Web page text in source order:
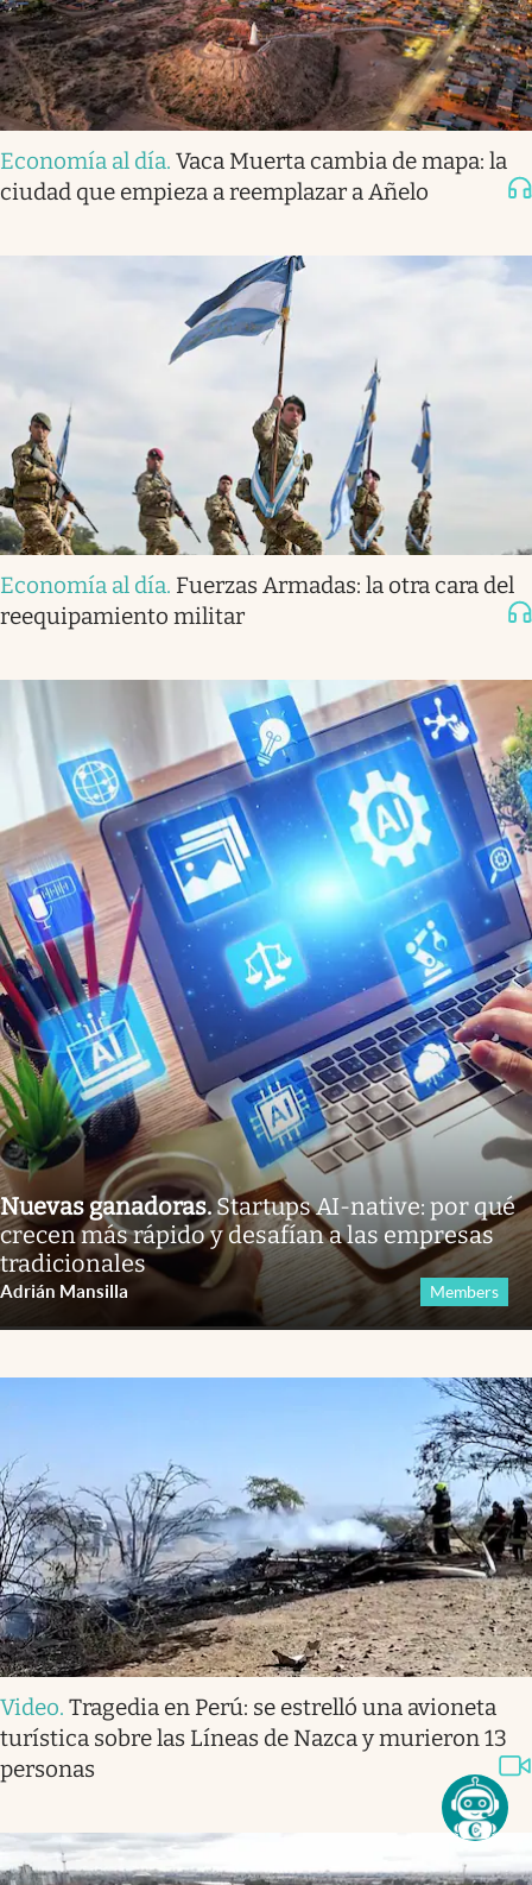
Economía al día. Vaca Muerta cambia de mapa: la
ciudad que empieza a reemplazar a Añelo
Economía al día. Fuerzas Armadas: la otra cara del
reequipamiento militar
Nuevas ganadoras.Startups AI-native: por qué
crecen más rápido y desafían a las empresas
tradicionales
Adrián Mansilla Members
Video. Tragedia en Perú: se estrelló una avioneta
turística sobre las Líneas de Nazca y murieron 13
personas